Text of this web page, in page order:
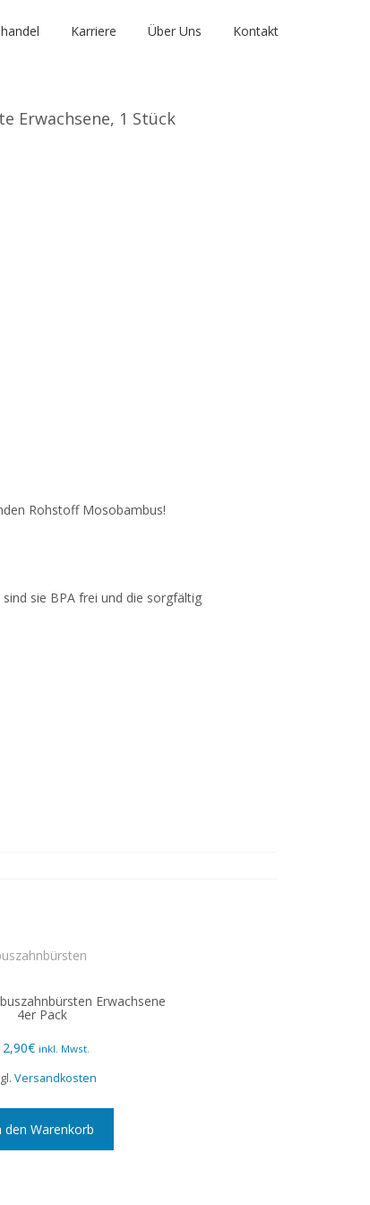
Karriere Über Uns Kontakt
Erwachsene, 1 Stück
Rohstoff Mosobambus!
sie BPA frei und die sorgfältig
Erwachsene
4er Pack
€ inkl. Mwst.
Versandkosten
den Warenkorb